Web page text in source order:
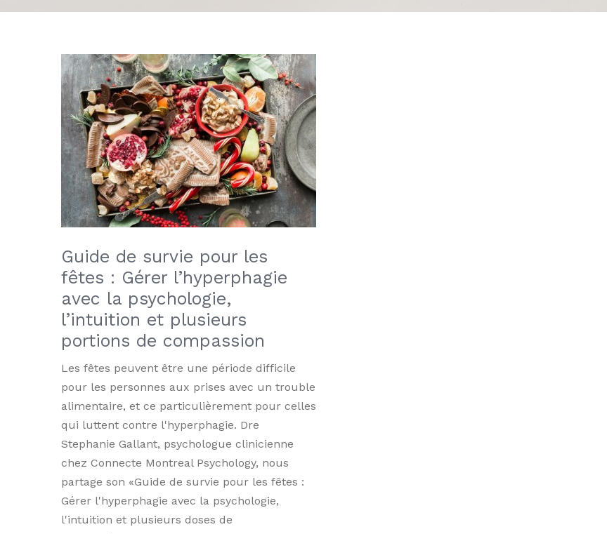
Guide de survie pour les
fêtes : Gérer l’hyperphagie
avec la psychologie,
l’intuition et plusieurs
portions de compassion
Les fêtes peuvent être une période difficile
pour les personnes aux prises avec un trouble
alimentaire, et ce particulièrement pour celles
qui luttent contre l'hyperphagie. Dre
Stephanie Gallant, psychologue clinicienne
chez Connecte Montreal Psychology, nous
partage son «Guide de survie pour les fêtes :
Gérer l'hyperphagie avec la psychologie,
l'intuition et plusieurs doses de